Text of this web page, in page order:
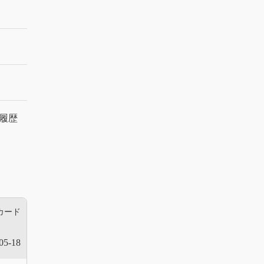
履歴
ード
18